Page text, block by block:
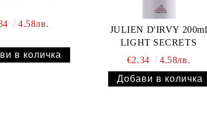
4.58лв.
JULIEN D'IRVY 200ml
LIGHT SECRETS
€2.34
4.58лв.